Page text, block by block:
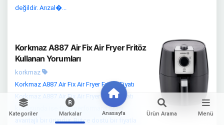
Kategoriler Markalar Anasayfa Ürün Arama Menü
değildir. Arızal�...
Korkmaz A887 Air Fix Air Fryer Fritöz
Kullanan Yorumları
korkmaz
Korkmaz A887 Air Fix Air Fryer Fritöz Fiyatı
Korkmaz A887 Air Fix Air Fryer Fritöz fiyatı
konusunda ise fiyat-performans oranı
avantajlı bir üründür. Bütçe dostu bir fiyatla